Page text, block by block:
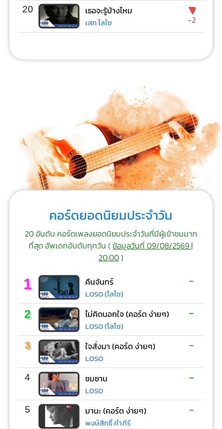
20 เธอจะรู้บ้างไหม
เสก โลโซ
▼
-2
คอร์ดยอดนิยมประจำวัน
20 อันดับ คอร์ดเพลงยอดนิยมประจำวันที่มีผู้เข้าชมมาก
ที่สุด อัพเดทอันดับทุกวัน (ข้อมูลวันที่ 09/08/2569 |
20:00)
1 คืนจันทร์
LOSO (โลโซ)
-
2 ไม่คิดนอกใจ (คอร์ด ง่ายๆ)
LOSO (โลโซ)
-
3 ใจสั่งมา (คอร์ด ง่ายๆ)
LOSO
-
4 ซมซาน
LOSO
-
5 มานะ (คอร์ด ง่ายๆ)
พงษ์สิทธิ์ คำภีร์
-